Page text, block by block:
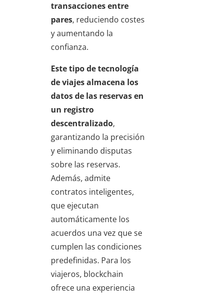
transacciones entre
pares, reduciendo costes
y aumentando la
confianza.
Este tipo detecnología
de viajesalmacena los
datos de las reservas en
un registro
descentralizado,
garantizando la precisión
y eliminando disputas
sobre las reservas.
Además, admite
contratos inteligentes,
que ejecutan
automáticamente los
acuerdos una vez que se
cumplen las condiciones
predefinidas. Para los
viajeros, blockchain
ofrece una experiencia